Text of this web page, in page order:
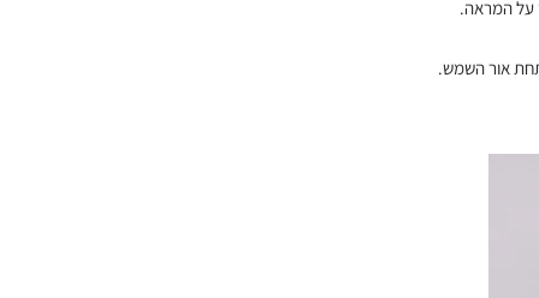
על המראה.
תחת אור השמש.